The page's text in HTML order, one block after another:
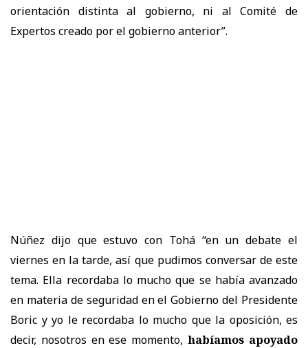
orientación distinta al gobierno, ni al Comité de
Expertos creado por el gobierno anterior”.
Núñez dijo que estuvo con Tohá “en un debate el
viernes en la tarde, así que pudimos conversar de este
tema. Ella recordaba lo mucho que se había avanzado
en materia de seguridad en el Gobierno del Presidente
Boric y yo le recordaba lo mucho que la oposición, es
decir, nosotros en ese momento,habíamos apoyado